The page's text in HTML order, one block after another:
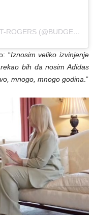
A POST SHARED BY BETH TURBUTT-ROGERS (@BUDGETINGMUMOFFICIAL)
“Iznosim veliko izvinjenje
bih da nosim Adidas
mnogo, mnogo godina .”